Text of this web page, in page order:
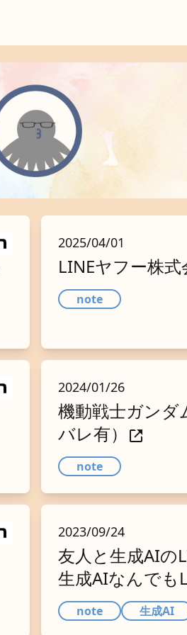
2025/04/01
LINEヤフー株
note
2024/01/26
機動戦士ガンダ
バレ有）
note
2023/09/24
友人と生成AIの
生成AIなんでも
note 生成AI